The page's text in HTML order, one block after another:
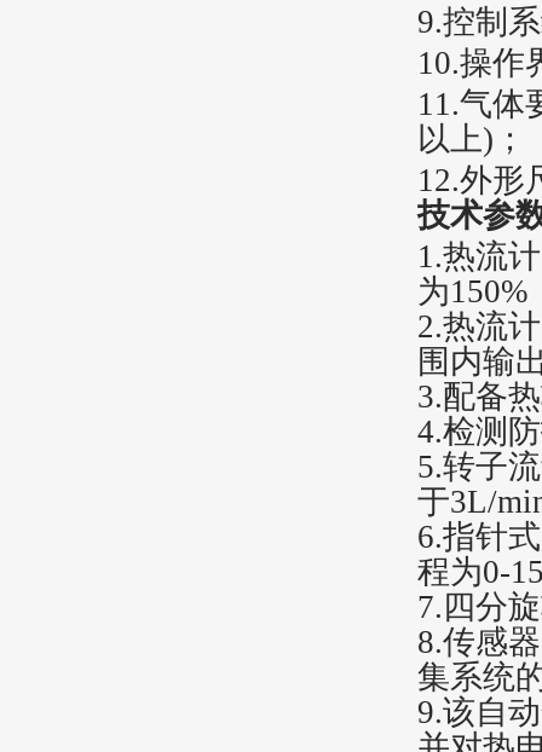
9.控制
10.操作
11.气体
以上)；
12.外形
技术参
1.热流
为150%
2.热流
围内输
3.配备
4.检测
5.转子
于3L/
6.指针
程为0-
7. 四分
8.传感
集系统
9.该自